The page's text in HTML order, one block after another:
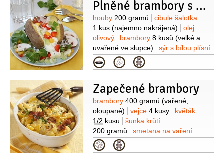
ozdobu)
Plněné brambory s houbami
Suroviny
houby 200 gramů
cibule šalotka
1 kus (najemno nakrájená)
olej
olivový
brambory 8 kusů (velké a
uvařené ve slupce)
sýr s bílou plísní
1 kus
(Camembert, nebo jiný sýr
tohoto typu)
rozmarýn1 snítka
10 stroužků
sůl pepř
Kategorie
Zapečené brambory
Suroviny
brambory 400 gramů (vařené,
oloupané)
vejce 4 kusy
květák
1/2 kusu
šunka krůtí
200 gramů
smetana na vaření
2 decilitry
(Hermelín, Camembert, nebo
Kategorie